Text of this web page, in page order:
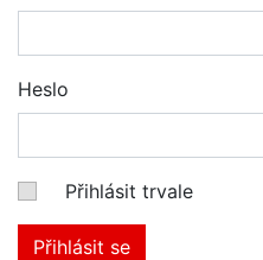
Heslo
Přihlásit trvale
Přihlásit se